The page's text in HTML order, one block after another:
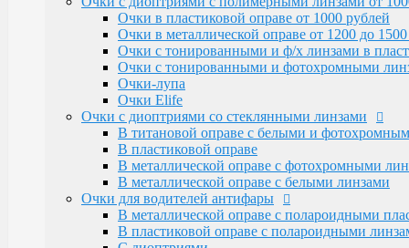
В пластиковой оправе
В металлической оправе с фотохромными
В металлической оправе с белыми линзами
Очки для водителей антифары
В металлической оправе с полароидными
В пластиковой оправе с полароидными
С диоптриями
Очки для компьютера
В пластиковой оправе с полимерными линзами
В металлической оправе
Тренажерные очки
В пластиковой оправе
В металлической оправе
Очки глаукомные
Очки Эксклюзивные Ricardi от 15000
Очки в пластиковой оправе от 1000 рублей
Очки в металлической оправе от 1200 до
Очки с тонированными и ф/х линзами в
Очки с тонированными и фотохромными
Очки-лупа
Очки Elife
Очки с диоптриями со стеклянными линзами
В титановой оправе с белыми и
В пластиковой оправе
В металлической оправе с фотохромными
В металлической оправе с белыми линзами
Очки для водителей антифары
В металлической оправе с полароидными
В пластиковой оправе с полароидными